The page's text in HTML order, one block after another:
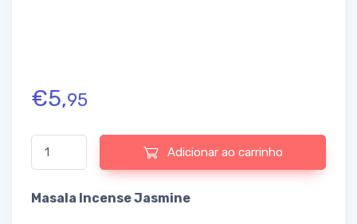
€5,95
Quantidade de Masala Incense Jasmine
Adicionar ao carrinho
Masala Incense Jasmine